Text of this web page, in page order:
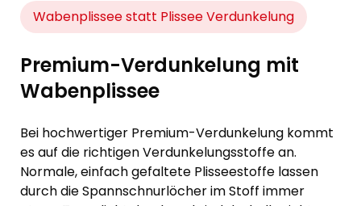
Wabenplissee statt Plissee Verdunkelung
Premium-Verdunkelung mit
Wabenplissee
Bei hochwertiger Premium-Verdunkelung kommt
es auf die richtigen Verdunkelungsstoffe an.
Normale, einfach gefaltete Plisseestoffe lassen
durch die Spannschnurlöcher im Stoff immer